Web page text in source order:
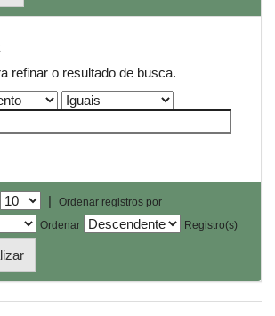
refinar o resultado de busca.
|
Ordenar registros por
Ordenar
Registro(s)